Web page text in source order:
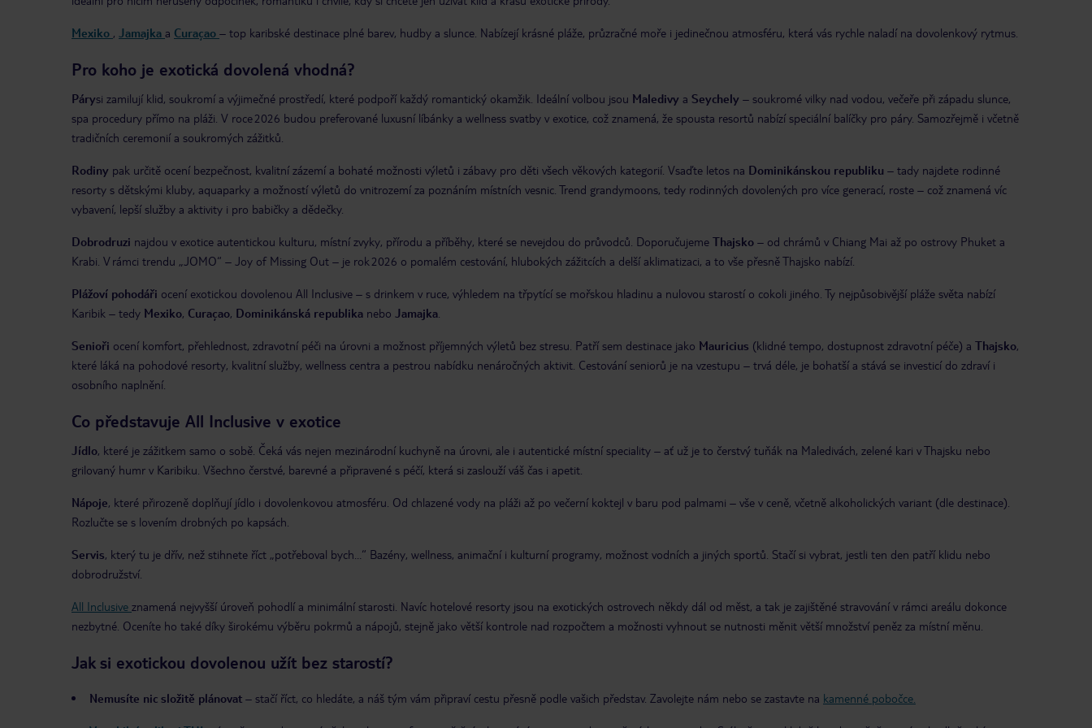
Mexiko , Jamajka a Curaçao – top karibské destinace plné barev, hudby a slunce. Nabízejí krásné pláže, průzračné moře i jedinečnou atmosféru, která vás rychle naladí na dovolenkový rytmus.
Pro koho je exotická dovolená vhodná?
Párysi zamilují klid, soukromí a výjimečné prostředí, které podpoří každý romantický okamžik. Ideální volbou jsou Maledivy a Seychely – soukromé vilky nad vodou, večeře při západu slunce,
spa procedury přímo na pláži. V roce 2026 budou preferované luxusní líbánky a wellness svatby v exotice, což znamená, že spousta resortů nabízí speciální balíčky pro páry. Samozřejmě i včetně
tradičních ceremonií a soukromých zážitků.
Rodiny pak určitě ocení bezpečnost, kvalitní zázemí a bohaté možnosti výletů i zábavy pro děti všech věkových kategorií. Vsaďte letos na Dominikánskou republiku – tady najdete rodinné
resorty s dětskými kluby, aquaparky a možností výletů do vnitrozemí za poznáním místních vesnic. Trend grandymoons, tedy rodinných dovolených pro více generací, roste – což znamená víc
vybavení, lepší služby a aktivity i pro babičky a dědečky.
Dobrodruzi najdou v exotice autentickou kulturu, místní zvyky, přírodu a příběhy, které se nevejdou do průvodců. Doporučujeme Thajsko – od chrámů v Chiang Mai až po ostrovy Phuket a
Krabi. V rámci trendu „JOMO“ – Joy of Missing Out – je rok 2026 o pomalém cestování, hlubokých zážitcích a delší aklimatizaci, a to vše přesně Thajsko nabízí.
Plážoví pohodáři ocení exotickou dovolenou All Inclusive – s drinkem v ruce, výhledem na třpytící se mořskou hladinu a nulovou starostí o cokoli jiného. Ty nejpůsobivější pláže světa nabízí
Karibik – tedy Mexiko, Curaçao, Dominikánská republika nebo Jamajka
Senioři ocení komfort, přehlednost, zdravotní péči na úrovni a možnost příjemných výletů bez stresu. Patří sem destinace jako Mauricius (klidné tempo, dostupnost zdravotní péče) a Thajsko,
které láká na pohodové resorty, kvalitní služby, wellness centra a pestrou nabídku nenáročných aktivit. Cestování seniorů je na vzestupu – trvá déle, je bohatší a stává se investicí do zdraví i
osobního naplnění.
Co představuje All Inclusive v exotice
Jídlo, které je zážitkem samo o sobě. Čeká vás nejen mezinárodní kuchyně na úrovni, ale i autentické místní speciality – ať už je to čerstvý tuňák na Maledivách, zelené kari v Thajsku nebo
grilovaný humr v Karibiku. Všechno čerstvé, barevné a připravené s péčí, která si zaslouží váš čas i apetit.
Nápoje, které přirozeně doplňují jídlo i dovolenkovou atmosféru. Od chlazené vody na pláži až po večerní koktejl v baru pod palmami – vše v ceně, včetně alkoholických variant (dle destinace).
Rozlučte se s lovením drobných po kapsách.
Servis, který tu je dřív, než stihnete říct „potřeboval bych…“ Bazény, wellness, animační i kulturní programy, možnost vodních a jiných sportů. Stačí si vybrat, jestli ten den patří klidu nebo
dobrodružství.
All Inclusive znamená nejvyšší úroveň pohodlí a minimální starosti. Navíc hotelové resorty jsou na exotických ostrovech někdy dál od měst, a tak je zajištěné stravování v rámci areálu dokonce
nezbytné. Oceníte ho také díky širokému výběru pokrmů a nápojů, stejně jako větší kontrole nad rozpočtem a možnosti vyhnout se nutnosti měnit větší množství peněz za místní měnu.
Jak si exotickou dovolenou užít bez starostí?
Nemusíte nic složitě plánovat – stačí říct, co hledáte, a náš tým vám připraví cestu přesně podle vašich představ. Zavolejte nám nebo se zastavte na kamenné pobočce.